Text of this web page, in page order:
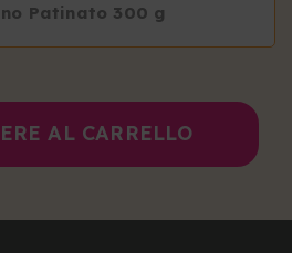
Patinato 300 g
AL CARRELLO